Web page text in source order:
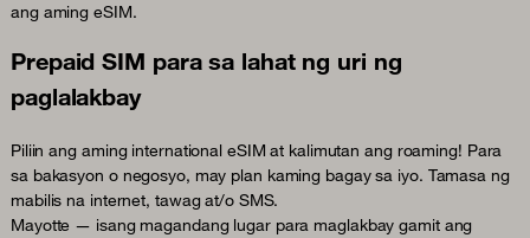
ang aming eSIM.
Prepaid SIM para sa lahat ng uri ng
paglalakbay
Piliin ang aming international eSIM at kalimutan ang roaming! Para
sa bakasyon o negosyo, may plan kaming bagay sa iyo. Tamasa ng
mabilis na internet, tawag at/o SMS.
Mayotte — isang magandang lugar para maglakbay gamit ang